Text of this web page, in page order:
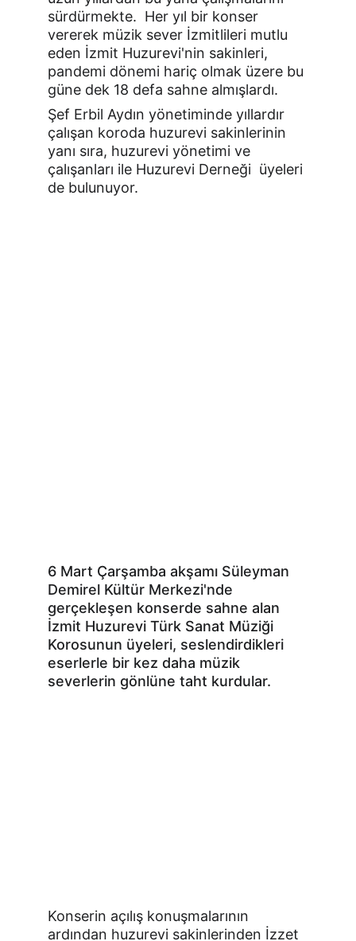
6 Mart Çarşamba akşamı Süleyman
Demirel Kültür Merkezi'nde
gerçekleşen konserde sahne alan
İzmit Huzurevi Türk Sanat Müziği
Korosunun üyeleri, seslendirdikleri
eserlerle bir kez daha müzik
severlerin gönlüne taht kurdular.
sürdürmekte.  Her yıl bir konser
vererek müzik sever İzmitlileri mutlu
eden İzmit Huzurevi'nin sakinleri,
pandemi dönemi hariç olmak üzere bu
güne dek 18 defa sahne almışlardı.
Şef Erbil Aydın yönetiminde yıllardır
çalışan koroda huzurevi sakinlerinin
yanı sıra, huzurevi yönetimi ve
çalışanları ile Huzurevi Derneği  üyeleri
de bulunuyor.
Konserin açılış konuşmalarının
ardından huzurevi sakinlerinden İzzet